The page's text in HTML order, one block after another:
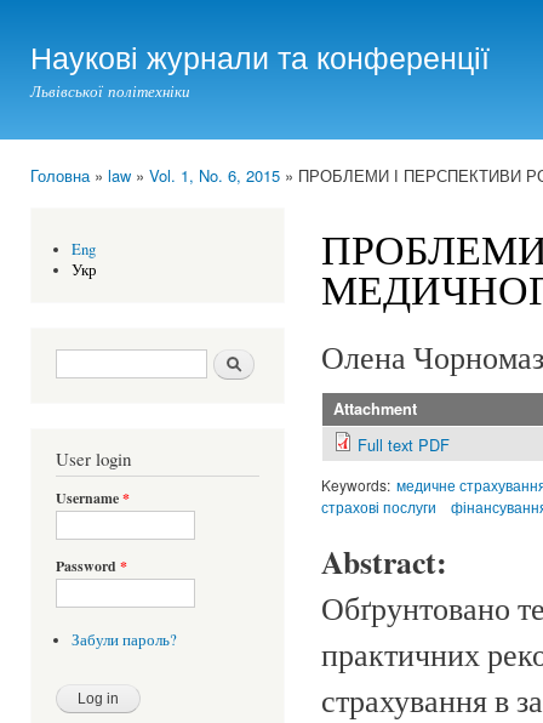
Наукові журнали та конференції
Львівської політехніки
Головна» law » Vol. 1, No. 6, 2015 » ПРОБЛЕМИ І ПЕРСПЕКТИВИ
Eng
Укр
Search form Шукати
User login
Username*
Password *
Забули пароль?
Олена Чорномаз
Attachment
Full text PDF
Keywords: медичне
страхові послуги
Abstract:
Обґрунтовано
практичних
страхування в